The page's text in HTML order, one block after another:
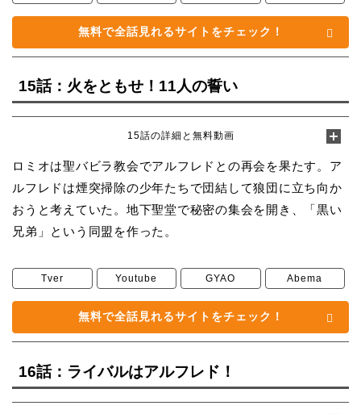
無料で全話見れるサイトをチェック！
15話：火をともせ！11人の誓い
15話の詳細と無料動画
ロミオは聖バビラ教会でアルフレドとの再会を果たす。ア
ルフレドは煙突掃除の少年たちで団結して狼団に立ち向か
おうと考えていた。地下聖堂で秘密の集会を開き、「黒い
兄弟」という同盟を作った。
Tver Youtube GYAO Abema
無料で全話見れるサイトをチェック！
16話：ライバルはアルフレド！